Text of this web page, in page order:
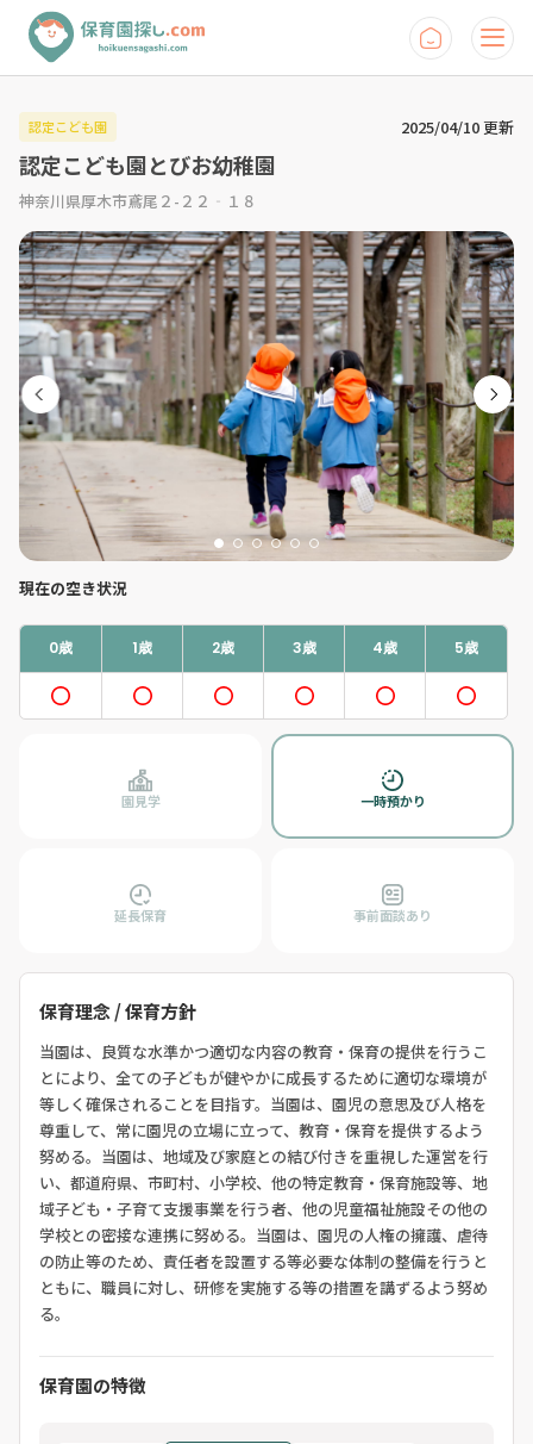
認定こども園 2025/04/10 更新
認定こども園とびお幼稚園
神奈川県厚木市鳶尾２-２２‐１８
現在の空き状況
0歳 1歳 2歳 3歳 4歳 5歳
園見学 一時預かり
延長保育 事前面談あり
保育理念 / 保育方針
当園は、良質な水準かつ適切な内容の教育・保育の提供を行うこ
とにより、全ての子どもが健やかに成長するために適切な環境が
等しく確保されることを目指す。当園は、園児の意思及び人格を
尊重して、常に園児の立場に立って、教育・保育を提供するよう
努める。当園は、地域及び家庭との結び付きを重視した運営を行
い、都道府県、市町村、小学校、他の特定教育・保育施設等、地
域子ども・子育て支援事業を行う者、他の児童福祉施設その他の
学校との密接な連携に努める。当園は、園児の人権の擁護、虐待
の防止等のため、責任者を設置する等必要な体制の整備を行うと
ともに、職員に対し、研修を実施する等の措置を講ずるよう努め
る。
保育園の特徴